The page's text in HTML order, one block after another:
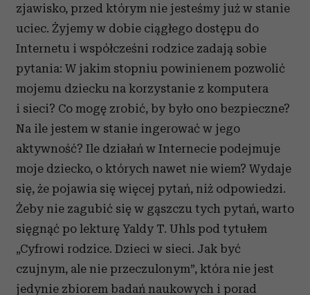
zjawisko, przed którym nie jesteśmy już w stanie
uciec. Żyjemy w dobie ciągłego dostępu do
Internetu i współcześni rodzice zadają sobie
pytania: W jakim stopniu powinienem pozwolić
mojemu dziecku na korzystanie z komputera
i sieci? Co mogę zrobić, by było ono bezpieczne?
Na ile jestem w stanie ingerować w jego
aktywność? Ile działań w Internecie podejmuje
moje dziecko, o których nawet nie wiem? Wydaje
się, że pojawia się więcej pytań, niż odpowiedzi.
Żeby nie zagubić się w gąszczu tych pytań, warto
sięgnąć po lekturę Yaldy T. Uhls pod tytułem
„Cyfrowi rodzice. Dzieci w sieci. Jak być
czujnym, ale nie przeczulonym”, która nie jest
jedynie zbiorem badań naukowych i porad